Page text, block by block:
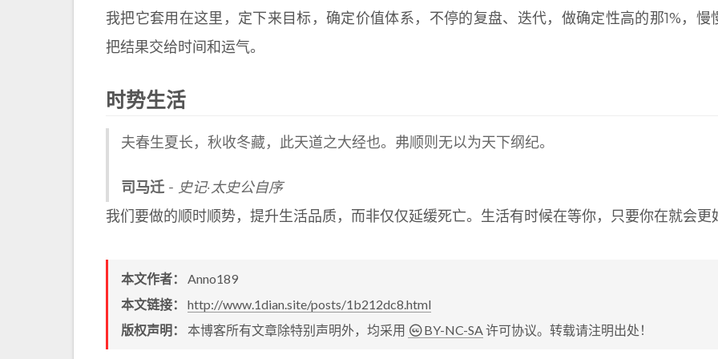
我把它套用在这里，定下来目标，确定价值体系，不停的复盘、迭代，做确定性高的那1%，慢
把结果交给时间和运气。
时势生活
夫春生夏长，秋收冬藏，此天道之大经也。弗顺则无以为天下纲纪。
司马迁
史记·太史公自序
我们要做的顺时顺势，提升生活品质，而非仅仅延缓死亡。生活有时候在等你，只要你在就会更
本文作者： Anno189
本文链接：
http://www.1dian.site/posts/1b212dc8.html
版权声明： 本博客所有文章除特别声明外，均采用 BY-NC-SA许可协议。转载请注明出处！